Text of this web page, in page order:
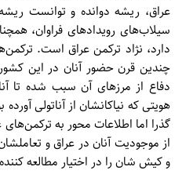
عراق، ریشه دوانده و توانست
سیلاب‌‌های رویداد‌های فراوان،
دارد، نژاد ترکمن عراق است.
چندین قرن حضور آنان در این
دفاع از مرز‌های آن سبب شده تا
هویتی که نیاکانشان از آناتولی
گذرا اما اطلاعات محور به
از موجودیت آنان در عراق و
و کیش شان را در اختیار مطالعه